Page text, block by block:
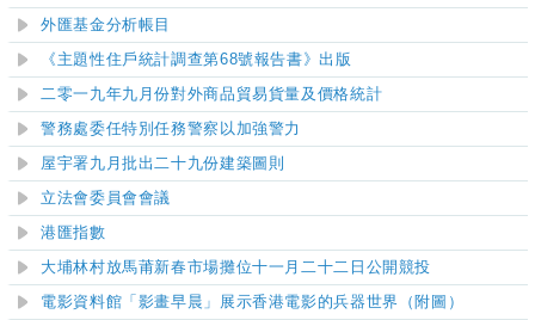
外匯基金分析帳目
《主題性住戶統計調查第68號報告書》出版
二零一九年九月份對外商品貿易貨量及價格統計
警務處委任特別任務警察以加強警力
屋宇署九月批出二十九份建築圖則
立法會委員會會議
港匯指數
大埔林村放馬莆新春市場攤位十一月二十二日公開競投
電影資料館「影畫早晨」 展示香港電影的兵器世界（附圖）